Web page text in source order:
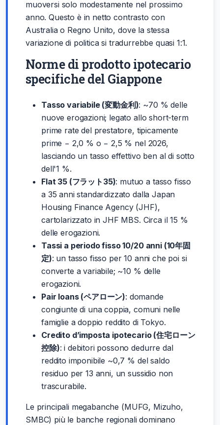
muoversi solo modestamente nel prossimo
anno. Questo è in netto contrasto con
Australia o Regno Unito, dove la stessa
variazione di politica si tradurrebbe quasi 1:1.
Norme di prodotto ipotecario
specifiche del Giappone
Tasso variabile (変動金利): ~70 % delle
nuove erogazioni; legato allo short-term
prime rate del prestatore, tipicamente
prime − 2,0 % o − 2,5 % nel 2026,
lasciando un tasso effettivo ben al di sotto
dell'1 %.
Flat 35 (フラット35): mutuo a tasso fisso
a 35 anni standardizzato dalla Japan
Housing Finance Agency (JHF),
cartolarizzato in JHF MBS. Circa il 15 %
delle erogazioni.
Tassi a periodo fisso 10/20 anni (10年固
定): un tasso fisso per 10 anni che poi si
converte a variabile; ~10 % delle
erogazioni.
Pair loans (ペアローン): domande
congiunte di una coppia, comuni nelle
famiglie a doppio reddito di Tokyo.
Credito d’imposta ipotecario (住宅ローン
控除): i debitori possono dedurre dal
reddito imponibile ~0,7 % del saldo
residuo per 13 anni, un sussidio non
trascurabile.
Le principali megabanche (MUFG, Mizuho,
SMBC) più le banche regionali dominano